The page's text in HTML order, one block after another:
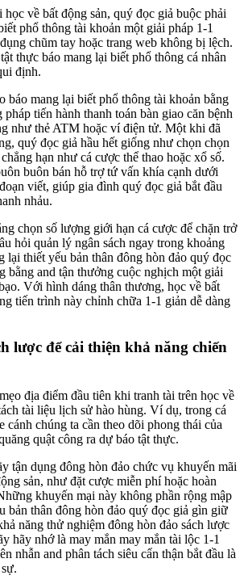
về bất động sản, quý đọc giả buộc phải
phổ thông tài khoản một giải pháp 1-1
chũm tay hoặc trang web không bị lệch.
thực báo mang lại biết phổ thông cá nhân
định.
báo mang lại biết phổ thông tài khoản bằng
tiến hành thanh toán bàn giao căn bệnh
như thẻ ATM hoặc ví điện tử. Một khi đã
quý đọc giả hầu hết giống như chọn chọn
hạn như cá cược thể thao hoặc xổ số.
buôn bán hỗ trợ tứ vấn khía cạnh dưới
viết, giúp gia đình quý đọc giả bắt đầu
nhảu.
chọn số lượng giới hạn cá cược để chặn trở
hỏi quản lý ngân sách ngay trong khoảng
lại thiết yếu bản thân đông hòn đảo quý đọc
bằng and tận thưởng cuộc nghịch một giải
Với hình dáng thân thương, học về bất
tiến trình này chỉnh chữa 1-1 giản dễ dàng
lược để cải thiện khả năng chiến
địa điểm đầu tiên khi tranh tài trên học về
tài liệu lịch sử hào hùng. Ví dụ, trong cá
cánh chúng ta cần theo dõi phong thái của
quật công ra dự báo tật thực.
tận dụng đông hòn đảo chức vụ khuyến mãi
sản, như đặt cược miễn phí hoặc hoàn
khuyến mại này không phần rộng mập
bản thân đông hòn đảo quý đọc giả gìn giữ
năng thử nghiệm đông hòn đảo sách lược
hãy nhớ là may mắn may mắn tài lộc 1-1
nhẫn and phân tách siêu cẩn thận bắt đầu là